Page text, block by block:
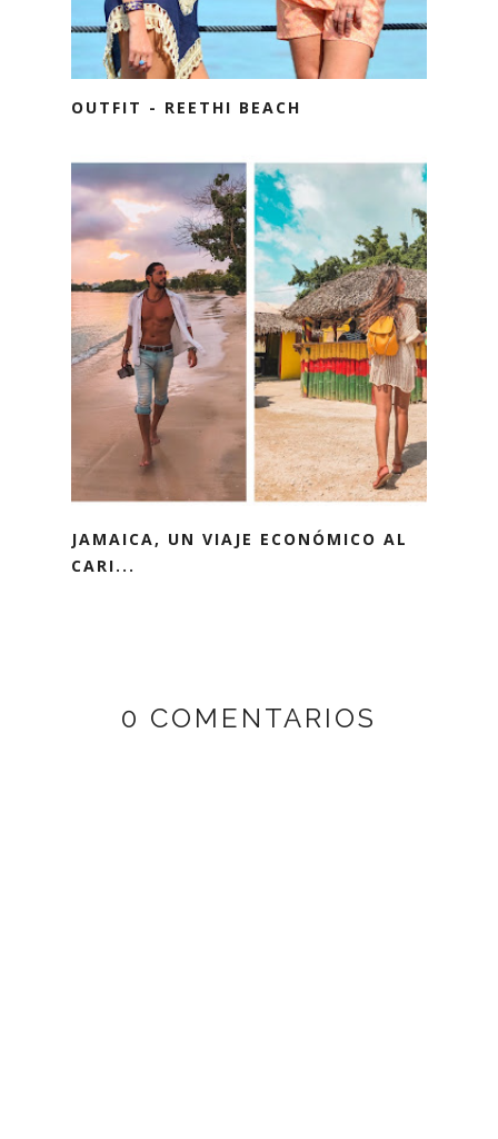
OUTFIT - REETHI BEACH
JAMAICA, UN VIAJE ECONÓMICO AL
CARI...
0 COMENTARIOS